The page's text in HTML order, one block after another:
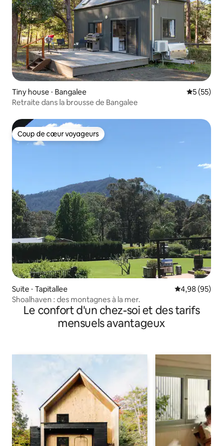
Tiny house ⋅ Bangalee
5 (55)
Retraite dans la brousse de Bangalee
Coup de cœur voyageurs
Coup de cœur voyageurs
Suite ⋅ Tapitallee Évaluation
4,98 (95)
Shoalhaven : des montagnes à la mer.
Le confort d'un chez-soi et des tarifs
mensuels avantageux